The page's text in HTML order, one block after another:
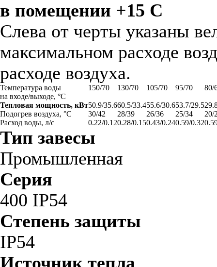
в помещении +15 С
Слева от черты указаны
максимальном расходе
расходе воздуха.
Температура воды
на входе/выходе, °С
150/70 130/70 105/70 95/70 80/
Тепловая мощность, кВт50.9/35.660.5/33.455.6/30.653.7/29.5
Подогрев воздуха, °С
30/42 28/39 26/36 25/34
20/
Расход воды, л/с
0.22/0.120.28/0.150.43/0.240.59/0.32
Тип завесы
Промышленная
Серия
400 IP54
Степень защиты
IP54
Источник тепла